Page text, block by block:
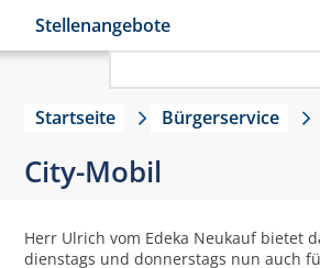
Stellenangebote
Startseite Bürgerservice
City-Mobil
Herr Ulrich vom Edeka Neukauf bietet
dienstags und donnerstags nun auch